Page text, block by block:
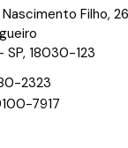
Nascimento Filho,
SP, 18030-123
2323
7917